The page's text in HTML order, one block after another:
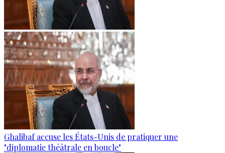
Ghalibaf accuse les États-Unis de pratiquer une
"diplomatie théâtrale en boucle"